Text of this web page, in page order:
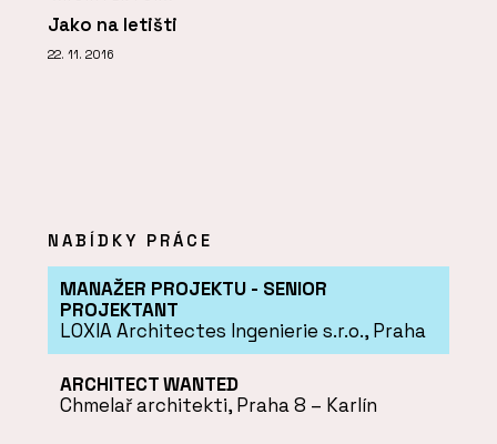
Jako na letišti
22. 11. 2016
NABÍDKY PRÁCE
MANAŽER PROJEKTU - SENIOR
PROJEKTANT
LOXIA Architectes Ingenierie s.r.o., Praha
ARCHITECT WANTED
Chmelař architekti, Praha 8 – Karlín